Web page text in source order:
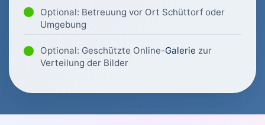
Optional: Betreuung vor Ort Schüttorf oder
Umgebung
Optional: Geschützte Online-Galerie zur
Verteilung der Bilder